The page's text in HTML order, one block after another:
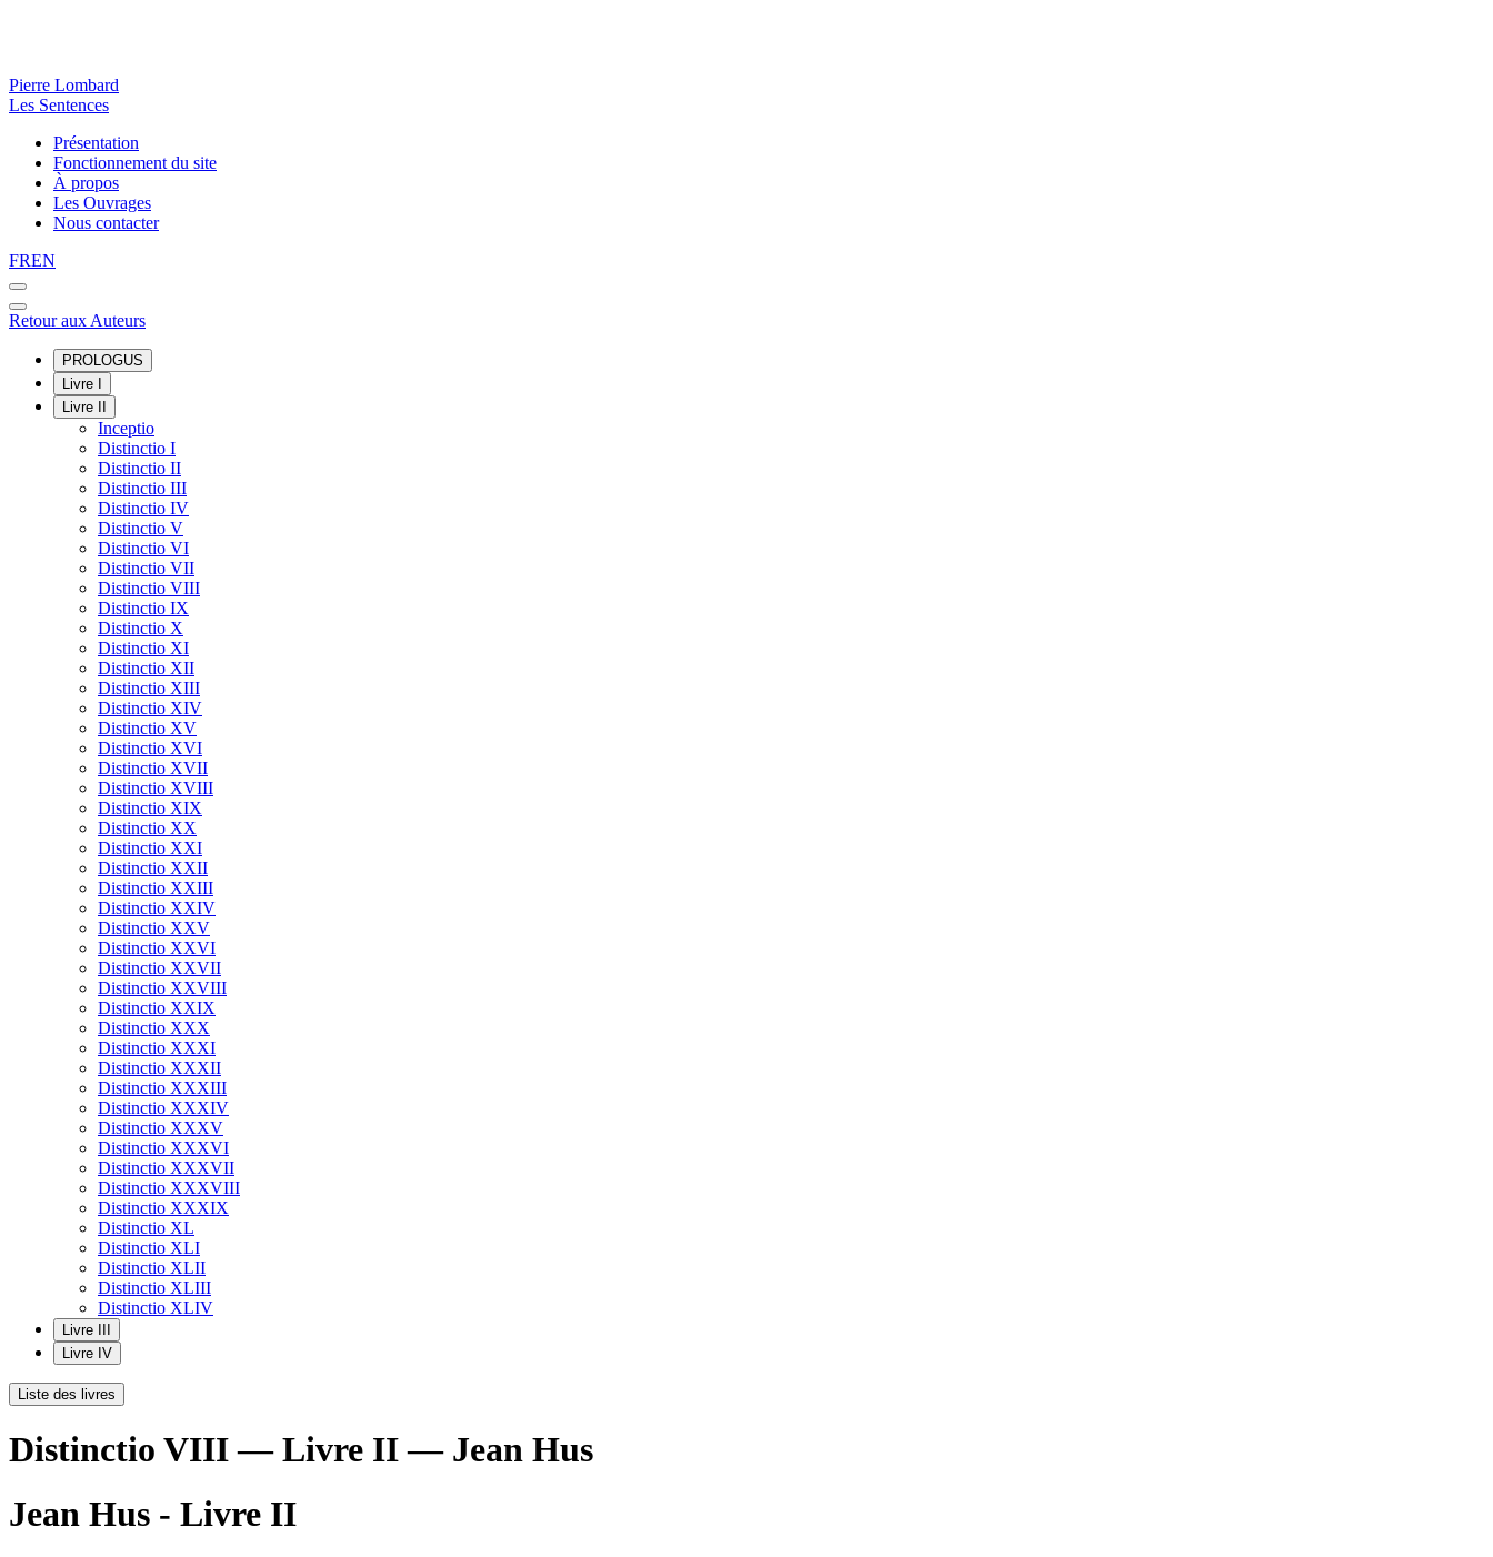
Pierre Lombard
Les Sentences
Présentation
Fonctionnement du site
À propos
Les Ouvrages
Nous contacter
FREN
Retour aux Auteurs
PROLOGUS
Livre I
Livre II
Inceptio
Distinctio I
Distinctio II
Distinctio III
Distinctio IV
Distinctio V
Distinctio VI
Distinctio VII
Distinctio VIII
Distinctio IX
Distinctio X
Distinctio XI
Distinctio XII
Distinctio XIII
Distinctio XIV
Distinctio XV
Distinctio XVI
Distinctio XVII
Distinctio XVIII
Distinctio XIX
Distinctio XX
Distinctio XXI
Distinctio XXII
Distinctio XXIII
Distinctio XXIV
Distinctio XXV
Distinctio XXVI
Distinctio XXVII
Distinctio XXVIII
Distinctio XXIX
Distinctio XXX
Distinctio XXXI
Distinctio XXXII
Distinctio XXXIII
Distinctio XXXIV
Distinctio XXXV
Distinctio XXXVI
Distinctio XXXVII
Distinctio XXXVIII
Distinctio XXXIX
Distinctio XL
Distinctio XLI
Distinctio XLII
Distinctio XLIII
Distinctio XLIV
Livre III
Livre IV
Liste des livres
Distinctio VIII — Livre II — Jean Hus
Jean Hus - Livre II